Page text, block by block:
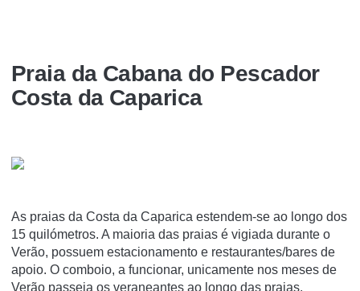
Praia da Cabana do Pescador
Costa da Caparica
As praias da Costa da Caparica estendem-se ao longo dos
15 quilómetros. A maioria das praias é vigiada durante o
Verão, possuem estacionamento e restaurantes/bares de
apoio. O comboio, a funcionar, unicamente nos meses de
Verão passeia os veraneantes ao longo das praias.